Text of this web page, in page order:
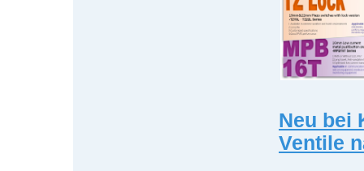
Neu bei
Ventile